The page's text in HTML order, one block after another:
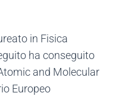
in Fisica
ha conseguito
and Molecular
Europeo